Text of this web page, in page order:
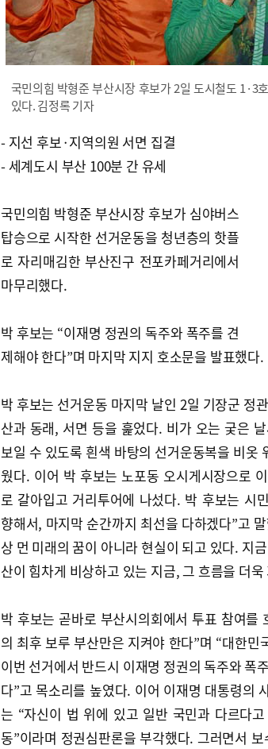
국민의힘 박형준 부산시장 후보가 2일 도시철도 1·3
있다. 김정록 기자
- 지선 후보·지역의원 서면 집결
- 세계도시 부산 100분 간 유세
국민의힘 박형준 부산시장 후보가 심야버스
탑승으로 시작한 선거운동을 청년층의 핫플
로 자리매김한 부산진구 전포카페거리에서
마무리했다.
박 후보는 “이재명 정권의 독주와 폭주를 견
제해야 한다”며 마지막 지지 호소문을 발표했다.
박 후보는 선거운동 마지막 날인 2일 기장군 정
산과 동래, 서면 등을 훑었다. 비가 오는 궂은
보일 수 있도록 흰색 바탕의 선거운동복을 비옷
웠다. 이어 박 후보는 노포동 오시게시장으로
로 갈아입고 거리투어에 나섰다. 박 후보는 시
향해서, 마지막 순간까지 최선을 다하겠다”고
상 먼 미래의 꿈이 아니라 현실이 되고 있다. 지
산이 힘차게 비상하고 있는 지금, 그 흐름을 더
박 후보는 곧바로 부산시의회에서 투표 참여를
의 최후 보루 부산만은 지켜야 한다”며 “대한
이번 선거에서 반드시 이재명 정권의 독주와 폭
다”고 목소리를 높였다. 이어 이재명 대통령의
는 “자신이 법 위에 있고 일반 국민과 다르다
동”이라며 정권심판론을 부각했다. 그러면서